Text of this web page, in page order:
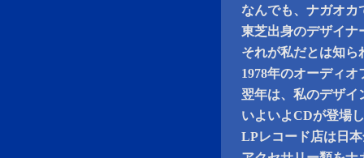
なんでも、ナガオカ
東芝出身のデザイナ
それが私だとは知ら
1978年のオーディ
翌年は、私のデザイ
いよいよCDが登場
LPレコード店は日